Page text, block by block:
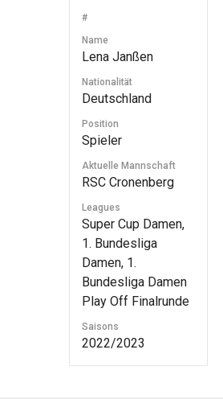
#
Name
Lena Janßen
Nationalität
Deutschland
Position
Spieler
Aktuelle Mannschaft
RSC Cronenberg
Leagues
Super Cup Damen,
1. Bundesliga
Damen, 1.
Bundesliga Damen
Play Off Finalrunde
Saisons
2022/2023